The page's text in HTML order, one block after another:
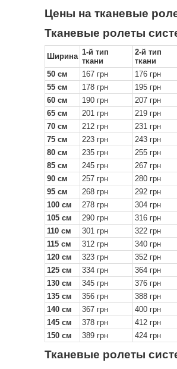
Цены на тканевые
Тканевые ролеты
Ширина 1-й тип
ткани
2-й тип
ткани
50 см
167 грн
176 грн
55 см
178 грн
195 грн
60 см
190 грн
207 грн
65 см
201 грн
219 грн
70 см
212 грн
231 грн
75 см
223 грн
243 грн
80 см
235 грн
255 грн
85 см
245 грн
267 грн
90 см
257 грн
280 грн
95 см
268 грн
292 грн
100 см
278 грн
304 грн
105 см
290 грн
316 грн
110 см
301 грн
322 грн
115 см
312 грн
340 грн
120 см
323 грн
352 грн
125 см
334 грн
364 грн
130 см
345 грн
376 грн
135 см
356 грн
388 грн
140 см
367 грн
400 грн
145 см
378 грн
412 грн
150 см
389 грн 424 грн
Тканевые ролеты